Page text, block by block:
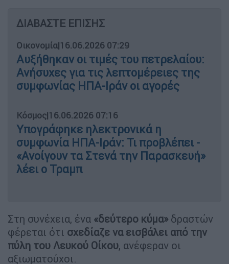
ΔΙΑΒΑΣΤΕ ΕΠΙΣΗΣ
Οικονομία|16.06.2026 07:29
Αυξήθηκαν οι τιμές του πετρελαίου:
Ανήσυχες για τις λεπτομέρειες της
συμφωνίας ΗΠΑ-Ιράν οι αγορές
Κόσμος|16.06.2026 07:16
Υπογράφηκε ηλεκτρονικά η
συμφωνία ΗΠΑ-Ιράν: Τι προβλέπει -
«Ανοίγουν τα Στενά την Παρασκευή»
λέει ο Τραμπ
Στη συνέχεια, ένα «δεύτερο κύμα» δραστών
φέρεται ότι σχεδίαζε να εισβάλει από την
πύλη του Λευκού Οίκου, ανέφεραν οι
αξιωματούχοι.